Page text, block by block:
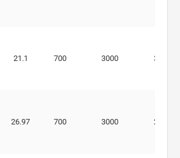
21.1 700 3000 300
26.97 700 3000 270